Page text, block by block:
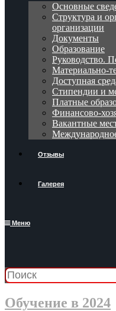
Основные
Структура и
организации
Документы
Образование
Руководство.
Материально-
Доступная
Стипендии и
Платные
Финансово-
Вакантные
Отзывы
Галерея
Меню
Обучение в 2024